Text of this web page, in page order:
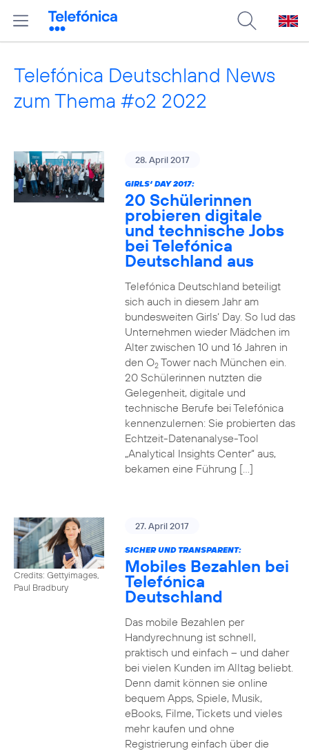
Telefónica Deutschland News
zum Thema #o2 2022
28. April 2017
GIRLS‘ DAY 2017:
20 Schülerinnen
probieren digitale
und technische Jobs
bei Telefónica
Deutschland aus
Telefónica Deutschland beteiligt
sich auch in diesem Jahr am
bundesweiten Girls‘ Day. So lud das
Unternehmen wieder Mädchen im
Alter zwischen 10 und 16 Jahren in
den O2Tower nach München ein.
20 Schülerinnen nutzten die
Gelegenheit, digitale und
technische Berufe bei Telefónica
kennenzulernen: Sie probierten das
Echtzeit-Datenanalyse-Tool
„Analytical Insights Center“ aus,
bekamen eine Führung […]
Credits: Gettyimages,
Paul Bradbury
27. April 2017
SICHER UND TRANSPARENT:
Mobiles Bezahlen bei
Telefónica
Deutschland
Das mobile Bezahlen per
Handyrechnung ist schnell,
praktisch und einfach – und daher
bei vielen Kunden im Alltag beliebt.
Denn damit können sie online
bequem Apps, Spiele, Musik,
eBooks, Filme, Tickets und vieles
mehr kaufen und ohne
Registrierung einfach über die